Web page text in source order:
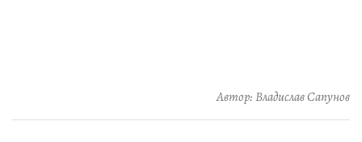
Автор: Владислав Сапунов